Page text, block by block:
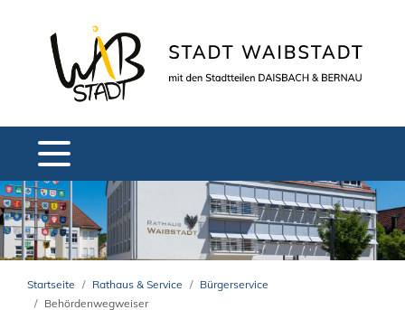
Startseite Rathaus & Service
Bürgerservice
Behördenwegweiser